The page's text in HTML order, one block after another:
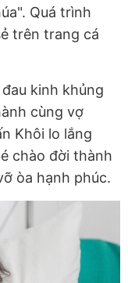
Quá trình
trên trang cá
kinh khủng
cùng vợ
Khôi lo lắng
chào đời thành
òa hạnh phúc.